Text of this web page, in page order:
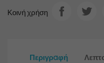
Κοινή χρήση
Περιγραφή